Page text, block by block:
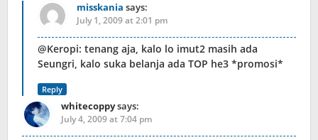
misskania says:
July 1, 2009 at 2:01 pm
@Keropi: tenang aja, kalo lo imut2 masih ada
Seungri, kalo suka belanja ada TOP he3 *promosi*
Reply
whitecoppysays:
July 4, 2009 at 7:04 pm